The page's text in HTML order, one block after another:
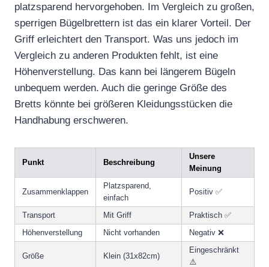
platzsparend hervorgehoben. Im Vergleich zu großen,
sperrigen Bügelbrettern ist das ein klarer Vorteil. Der
Griff erleichtert den Transport. Was uns jedoch im
Vergleich zu anderen Produkten fehlt, ist eine
Höhenverstellung. Das kann bei längerem Bügeln
unbequem werden. Auch die geringe Größe des
Bretts könnte bei größeren Kleidungsstücken die
Handhabung erschweren.
Punkt Beschreibung
Unsere
Meinung
Zusammenklappen
Platzsparend,
einfach
Positiv ✅
Transport Mit Griff
Praktisch ✅
Höhenverstellung
Nicht vorhanden Negativ ❌
Größe Klein (31x82cm)
Eingeschränkt
⚠️